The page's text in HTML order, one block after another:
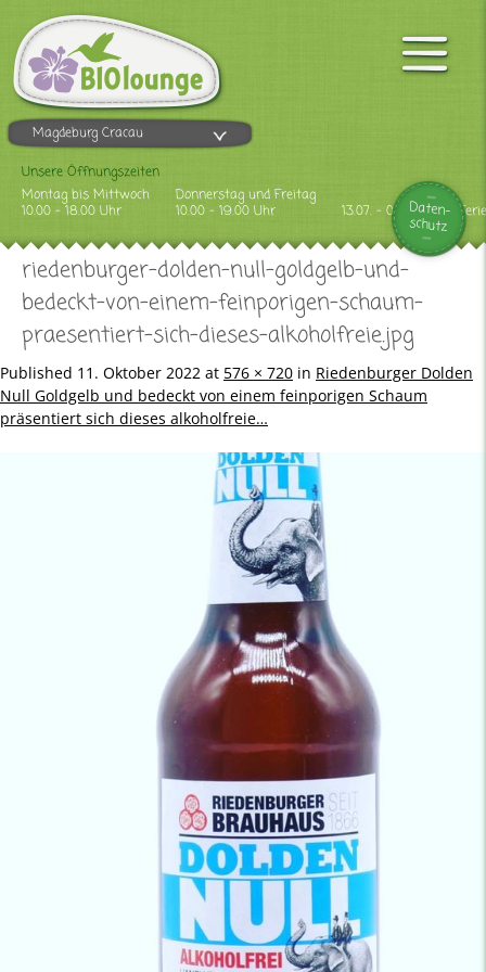
Magdeburg Cracau
Unsere Öffnungszeiten
Montag bis Mittwoch
10.00 - 18.00 Uhr
Donnerstag und Freitag
10.00 - 19.00 Uhr
13.07. - 09.08.2026
Daten-
schutz
riedenburger-dolden-null-goldgelb-und-
bedeckt-von-einem-feinporigen-schaum-
praesentiert-sich-dieses-alkoholfreie.jpg
Published 11. Oktober 2022 at 576 × 720 in Riedenburger Dolden
Null Goldgelb und bedeckt von einem feinporigen Schaum
präsentiert sich dieses alkoholfreie…